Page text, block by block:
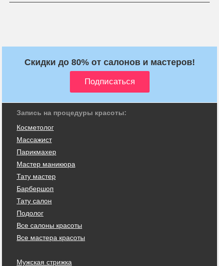
Скидки до 80% от салонов и мастеров!
Запись на процедуры красоты:
Косметолог
Массажист
Парикмахер
Мастер маникюра
Тату мастер
Барбершоп
Тату салон
Подолог
Все салоны красоты
Все мастера красоты
Мужская стрижка